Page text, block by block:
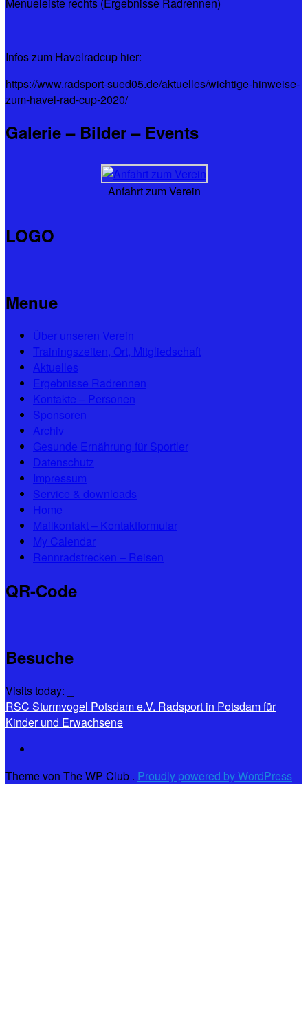
Infos zum Havelradcup hier:
https://www.radsport-sued05.de/aktuelles/wichtige-hinweise-
zum-havel-rad-cup-2020/
Galerie – Bilder – Events
Anfahrt zum Verein
LOGO
Menue
Über unseren Verein
Trainingszeiten, Ort, Mitgliedschaft
Aktuelles
Ergebnisse Radrennen
Kontakte – Personen
Sponsoren
Archiv
Gesunde Ernährung für Sportler
Datenschutz
Impressum
Service & downloads
Home
Mailkontakt – Kontaktformular
My Calendar
Rennradstrecken – Reisen
QR-Code
Besuche
Visits today:
RSC Sturmvogel Potsdam e.V. Radsport in Potsdam für
Kinder und Erwachsene
Theme von The WP Club . Proudly powered by WordPress